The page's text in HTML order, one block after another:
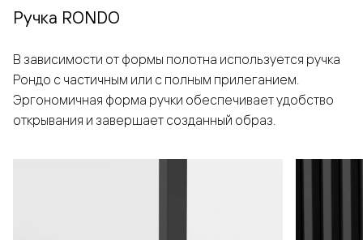
Ручка RONDO
В зависимости от формы полотна используется ручка
Рондо с частичным или с полным прилеганием.
Эргономичная форма ручки обеспечивает удобство
открывания и завершает созданный образ.